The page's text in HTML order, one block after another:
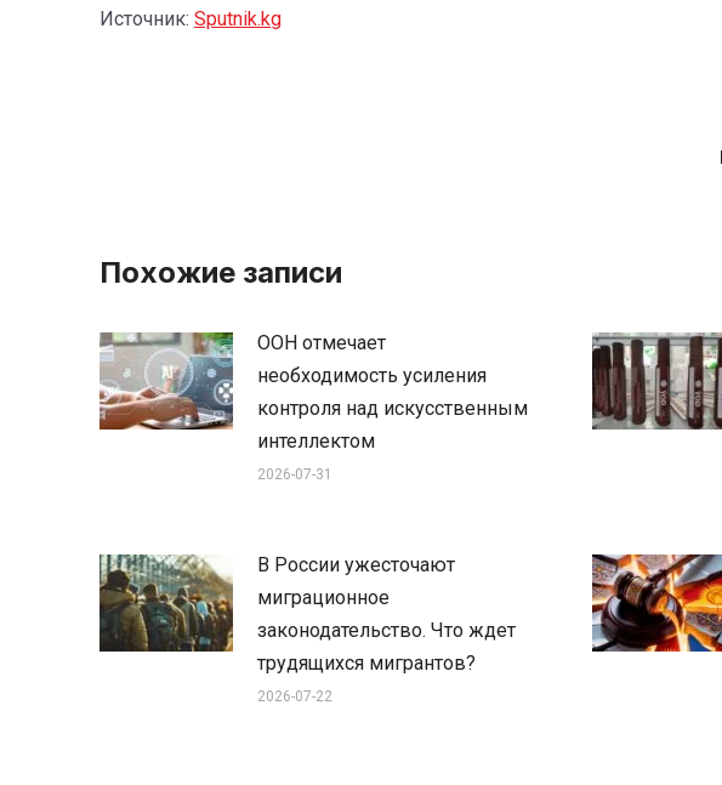
Источник: Sputnik.kg
Похожие записи
ООН отмечает
необходимость усиления
контроля над искусственным
интеллектом
2026-07-31
В России ужесточают
миграционное
законодательство. Что ждет
трудящихся мигрантов?
2026-07-22